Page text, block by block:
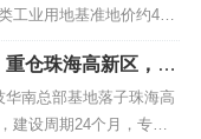
工业用地基准地价约43
金上限20元/平/月，支
模式，在大湾区中极具
#珠海厂房 #珠海工业
创新 #项目...
重仓珠海高新区，4.
南总部基地落子珠海高
建设周期24个月，专注